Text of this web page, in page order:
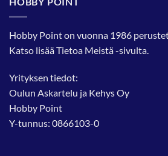
Hobby Point on vuonna 1986
Katso lisääTietoa Meistä-sivulta.
Yrityksen tiedot:
Oulun Askartelu ja Kehys Oy
Hobby Point
Y-tunnus: 0866103-0